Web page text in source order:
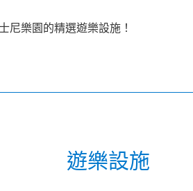
尼樂園的精選遊樂設施！
遊樂設施